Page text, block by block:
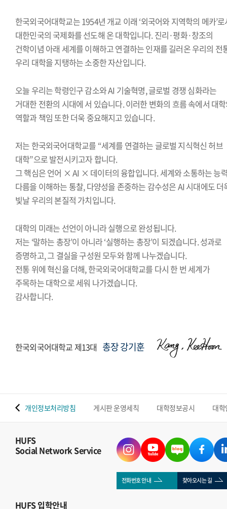
한국외국어대학교는 1954년 개교 이래 ‘외국어와 지역학의 메카’로
대한민국의 국제화를 선도해 온 대학입니다. 진리·평화·창조의
건학이념 아래 세계를 이해하고 연결하는 인재를 길러온 우리의 전
우리 대학을 지탱하는 소중한 자산입니다.
오늘 우리는 학령인구 감소와 AI 기술혁명, 글로벌 경쟁 심화라는
거대한 전환의 시대에 서 있습니다. 이러한 변화의 흐름 속에서 대
역할과 책임 또한 더욱 중요해지고 있습니다.
저는 한국외국어대학교를 “세계를 연결하는 글로벌 지식혁신 허브
대학”으로 발전시키고자 합니다.
그 핵심은 언어 × AI × 데이터의 융합입니다. 세계와 소통하는 능
다름을 이해하는 통찰, 다양성을 존중하는 감수성은 AI 시대에도 더
빛날 우리의 본질적 가치입니다.
대학의 미래는 선언이 아니라 실행으로 완성됩니다.
저는 ‘말하는 총장’이 아니라 ‘실행하는 총장’이 되겠습니다. 성과로
증명하고, 그 결실을 구성원 모두와 함께 나누겠습니다.
전통 위에 혁신을 더해, 한국외국어대학교를 다시 한 번 세계가
주목하는 대학으로 세워 나가겠습니다.
감사합니다.
한국외국어대학교 제13대 총장 강기훈
개인정보처리방침 게시판 운영세칙 대학정보공시 대
HUFS
Social Network Service
전화번호 안내 찾아오시는 길
HUFS입학안내